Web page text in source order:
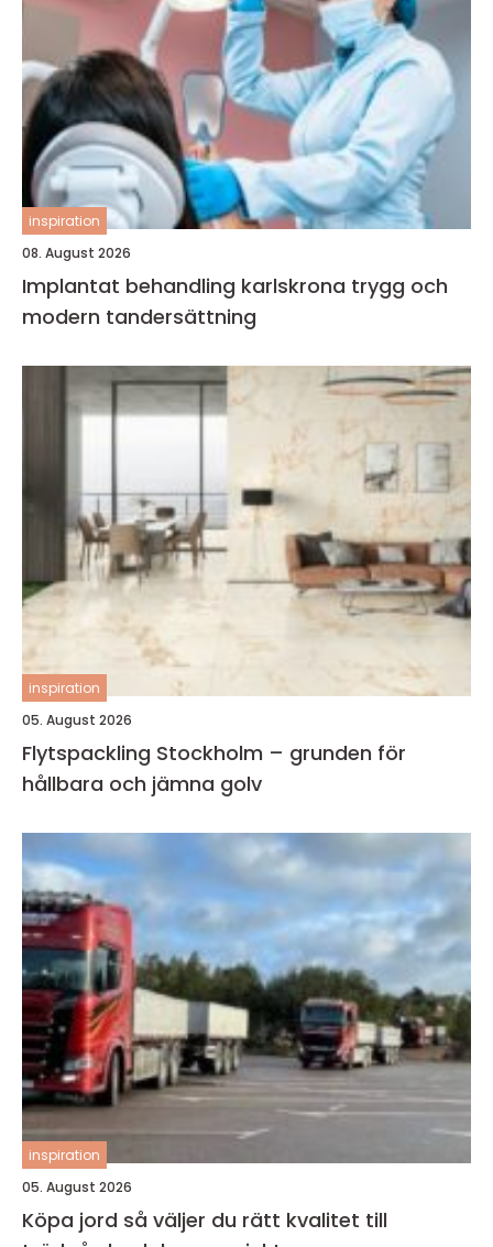
inspiration
08. August 2026
Implantat behandling karlskrona trygg och
modern tandersättning
inspiration
05. August 2026
Flytspackling Stockholm – grunden för
hållbara och jämna golv
inspiration
05. August 2026
Köpa jord så väljer du rätt kvalitet till